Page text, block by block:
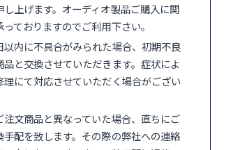
上げます。オーディオ製品ご購入に関
ておりますのでご利用下さい。
以内に不具合がみられた場合、初期不良
品と交換させていただきます。症状によ
理にて対応させていただく場合がござい
注文商品と異なっていた場合、直ちにご
手配を致します。その際の弊社への連絡